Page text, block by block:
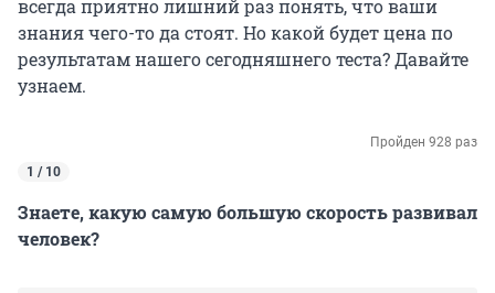
всегда приятно лишний раз понять, что ваши
знания чего-то да стоят. Но какой будет цена по
результатам нашего сегодняшнего теста? Давайте
узнаем.
Пройден 928 раз
1 / 10
Знаете, какую самую большую скорость развивал
человек?